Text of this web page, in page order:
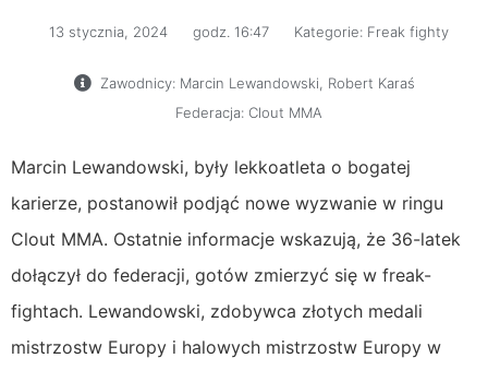
13 stycznia, 2024 godz. 16:47 Kategorie: Freak fighty
Zawodnicy: Marcin Lewandowski
Robert Karaś
Federacja: Clout MMA
Marcin Lewandowski, były lekkoatleta o bogatej
karierze, postanowił podjąć nowe wyzwanie w ringu
Clout MMA. Ostatnie informacje wskazują, że 36-latek
dołączył do federacji, gotów zmierzyć się w freak-
fightach. Lewandowski, zdobywca złotych medali
mistrzostw Europy i halowych mistrzostw Europy w